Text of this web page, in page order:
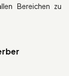
Bereichen zu